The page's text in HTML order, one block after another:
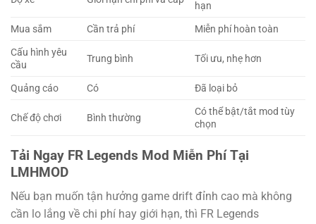
hạn
Mua sắm Cần trả phí Miễn phí hoàn toàn
Cấu hình yêu
cầu
Trung bình Tối ưu, nhẹ hơn
Quảng cáo Có Đã loại bỏ
Chế độ chơi Bình thường
Có thể bật/tắt mod tùy
chọn
Tải Ngay FR Legends Mod Miễn Phí Tại
LMHMOD
Nếu bạn muốn tận hưởng game drift đỉnh cao mà không
cần lo lắng về chi phí hay giới hạn, thì FR Legends